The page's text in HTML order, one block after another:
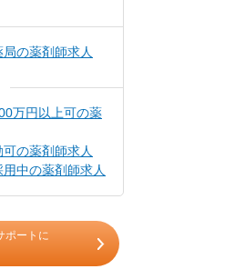
の薬剤師求人
万円以上可の薬
の薬剤師求人
中の薬剤師求人
ポートに